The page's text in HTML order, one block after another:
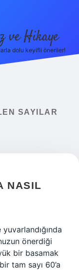
ve Hikaye
dolu keyifli öneriler!
SAYILAR
NASIL
yuvarlandığında
önerdiği
bir basamak
tam sayı 60’a